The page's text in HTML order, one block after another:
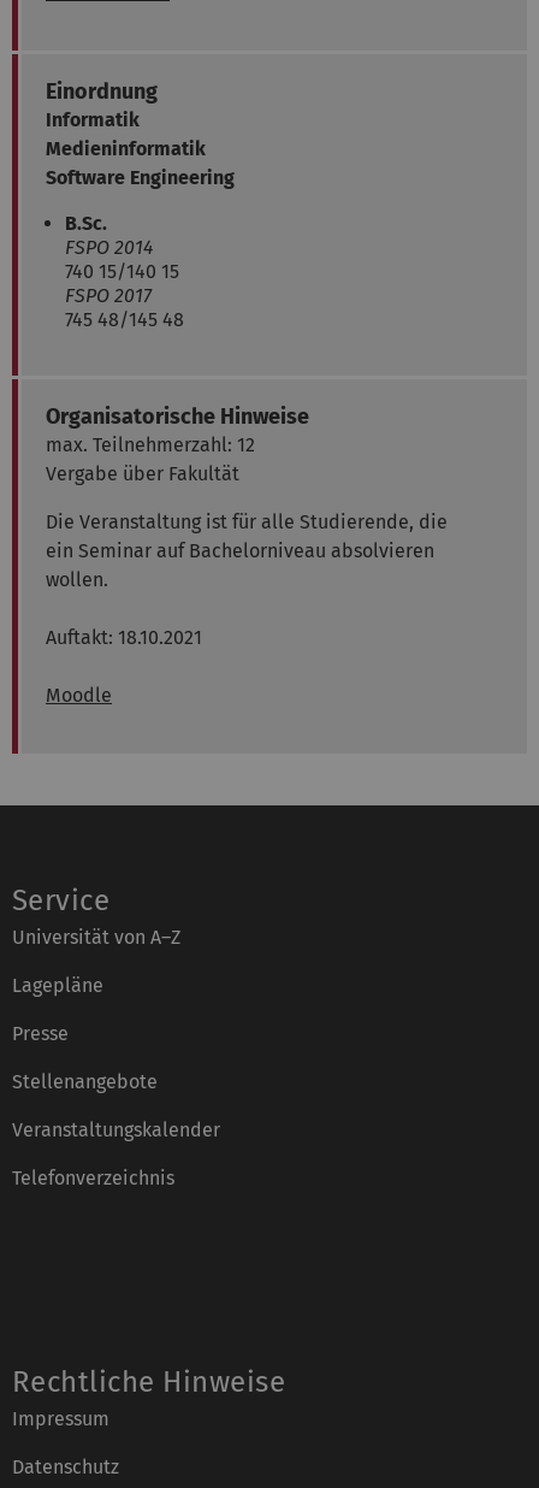
Einordnung
Informatik
Medieninformatik
Software Engineering
B.Sc.
FSPO 2014
740 15/140 15
FSPO 2017
745 48/145 48
Organisatorische Hinweise
max. Teilnehmerzahl: 12
Vergabe über Fakultät
Die Veranstaltung ist für alle Studierende, die
ein Seminar auf Bachelorniveau absolvieren
wollen.
Auftakt: 18.10.2021
Moodle
Service
Universität von A–Z
Lagepläne
Presse
Stellenangebote
Veranstaltungskalender
Telefonverzeichnis
Rechtliche Hinweise
Impressum
Datenschutz